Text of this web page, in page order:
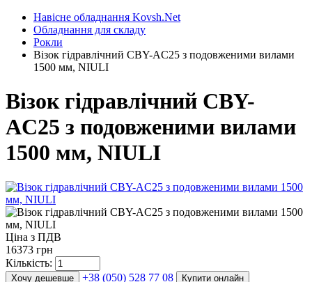
Навісне обладнання Kovsh.Net
Обладнання для складу
Рокли
Візок гідравлічний CBY-AC25 з подовженими вилами
1500 мм, NIULI
Візок гідравлічний CBY-
AC25 з подовженими вилами
1500 мм, NIULI
Ціна з ПДВ
16373 грн
Кількість:
Хочу дешевше +38 (050) 528 77 08 Купити онлайн